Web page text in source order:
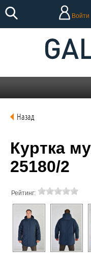
Войти
Назад
Куртка
25180/2
Рейтинг: